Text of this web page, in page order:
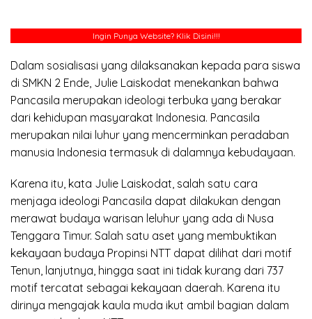
Ingin Punya Website?Klik Disini!!!
Dalam sosialisasi yang dilaksanakan kepada para siswa
di SMKN 2 Ende, Julie Laiskodat menekankan bahwa
Pancasila merupakan ideologi terbuka yang berakar
dari kehidupan masyarakat Indonesia. Pancasila
merupakan nilai luhur yang mencerminkan peradaban
manusia Indonesia termasuk di dalamnya kebudayaan.
Karena itu, kata Julie Laiskodat, salah satu cara
menjaga ideologi Pancasila dapat dilakukan dengan
merawat budaya warisan leluhur yang ada di Nusa
Tenggara Timur. Salah satu aset yang membuktikan
kekayaan budaya Propinsi NTT dapat dilihat dari motif
Tenun, lanjutnya, hingga saat ini tidak kurang dari 737
motif tercatat sebagai kekayaan daerah. Karena itu
dirinya mengajak kaula muda ikut ambil bagian dalam